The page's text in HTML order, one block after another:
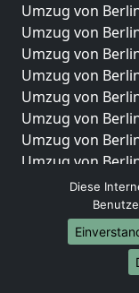
Umzug von
Umzug von
Umzug von
Umzug von
Umzug von
Umzug von
Umzug von
Umzug von
Umzug von
Umzug von
Umzug von
Diese